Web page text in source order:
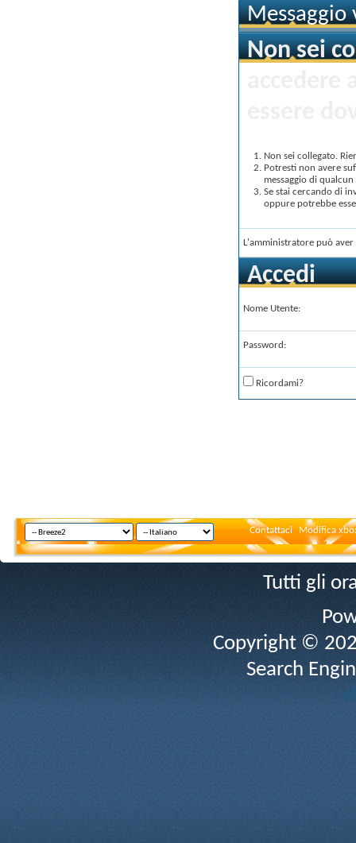
Messaggio
Non sei
Non sei collegato.
Potresti non avere
messaggio di
Se stai cercando di
oppure potrebbe
L'amministratore può
Accedi
Nome Utente:
Password:
Ricordami?
Contattaci Modifica
Tutti gli
Copyright ©
Search